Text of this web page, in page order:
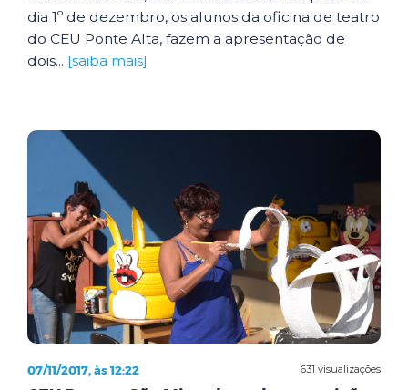
dia 1º de dezembro, os alunos da oficina de teatro
do CEU Ponte Alta, fazem a apresentação de
dois... [saiba mais]
631 visualizações
07/11/2017, às 12:22